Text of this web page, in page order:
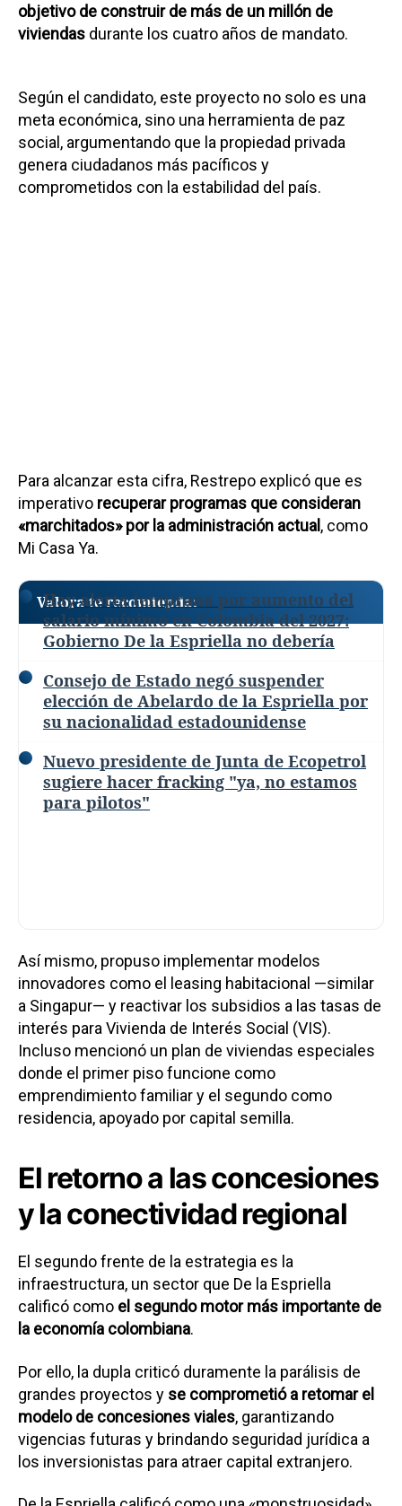
objetivo de construir de más de un millón de
viviendas durante los cuatro años de mandato.
Según el candidato, este proyecto no solo es una
meta económica, sino una herramienta de paz
social, argumentando que la propiedad privada
genera ciudadanos más pacíficos y
comprometidos con la estabilidad del país.
Para alcanzar esta cifra, Restrepo explicó que es
imperativo recuperar programas que consideran
«marchitados» por la administración actual , como
Mi Casa Ya.
Valora te recomienda:
Hay alerta temprana por aumento del
salario mínimo en Colombia del 2027:
Gobierno De la Espriella no debería
Consejo de Estado negó suspender
elección de Abelardo de la Espriella por
su nacionalidad estadounidense
Nuevo presidente de Junta de Ecopetrol
sugiere hacer fracking "ya, no estamos
para pilotos"
Así mismo, propuso implementar modelos
innovadores como el leasing habitacional —similar
a Singapur— y reactivar los subsidios a las tasas de
interés para Vivienda de Interés Social (VIS).
Incluso mencionó un plan de viviendas especiales
donde el primer piso funcione como
emprendimiento familiar y el segundo como
residencia, apoyado por capital semilla.
El retorno a las concesiones
y la conectividad regional
El segundo frente de la estrategia es la
infraestructura, un sector que De la Espriella
calificó como el segundo motor más importante de
la economía colombiana.
Por ello, la dupla criticó duramente la parálisis de
grandes proyectos y se comprometió a retomar el
modelo de concesiones viales, garantizando
vigencias futuras y brindando seguridad jurídica a
los inversionistas para atraer capital extranjero.